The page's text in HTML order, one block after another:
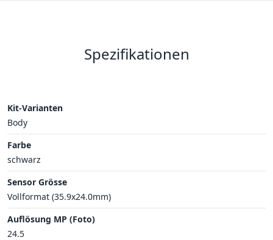
Spezifikationen
Kit-Varianten
Body
Farbe
schwarz
Sensor Grösse
Vollformat (35.9x24.0mm)
Auflösung MP (Foto)
24.5